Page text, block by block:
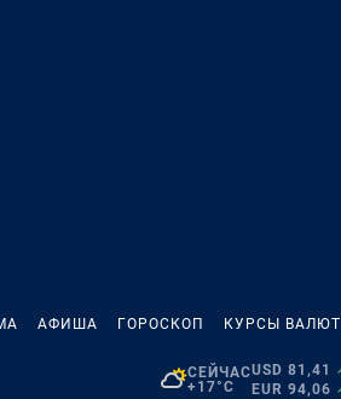
АФИША ГОРОСКОП КУРСЫ ВАЛЮТ
СЕЙЧАС
+17°C
USD 81,41
EUR 94,06